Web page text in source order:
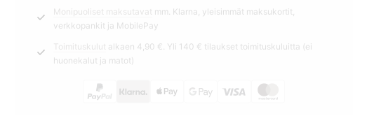
Monipuoliset maksutavat
mm. Klarna, yleisimmät maksukortit,
verkkopankit ja MobilePay
Toimituskulut alkaen 4,90 €. Yli 140 € tilaukset toimituskuluitta (ei
huonekalut ja matot)